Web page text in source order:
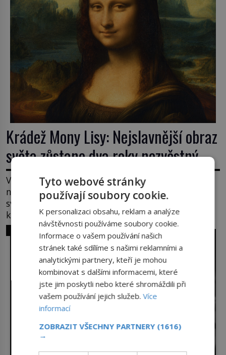
Krádež Mony Lisy: Nejslavnější obraz
světa zůstane dva roky nezvěstný
V pondělí 21. srpna 1911 visí v pařížském Louvru
na zdi prázdné háky. Obraz, který dnes zná celý
svět, je pryč. Zpočátku si nikdo nemyslí, že jde o
krádež. Zaměstnanci jsou přesvědčeni, že Mona
Lisa je jen v restaurátorské dílně nebo u fotografa.
Když se ukáže pravda, propukne jeden z největších
honů na zloděje v […]
SVĚT ZLOČINU
Tyto webové stránky
používají soubory cookie.
K personalizaci obsahu, reklam a analýze
návštěvnosti používáme soubory cookie.
Informace o vašem používání našich
stránek také sdílíme s našimi reklamními a
analytickými partnery, kteří je mohou
kombinovat s dalšími informacemi, které
jste jim poskytli nebo které shromáždili při
vašem používání jejich služeb.Více
informací
ZOBRAZIT VŠECHNY PARTNERY (1616)
→